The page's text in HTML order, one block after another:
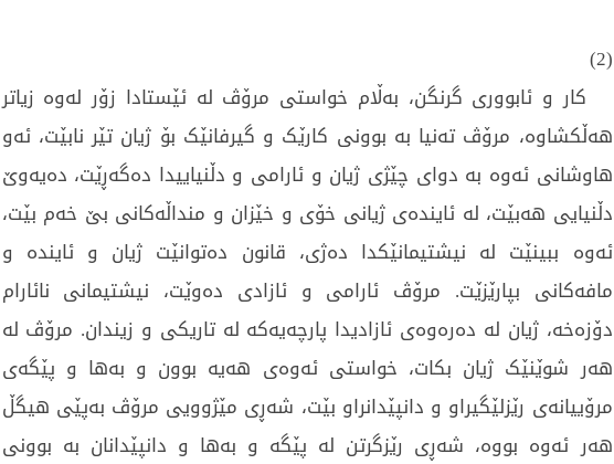
(2)
کار و ئابووری گرنگن، بەڵام خواستی مرۆڤ لە ئێستادا زۆر لەوە زیاتر
هەڵکشاوە، مرۆڤ تەنیا بە بوونی کارێک و گیرفانێک بۆ ژیان تێر نابێت، ئەو
هاوشانی ئەوە بە دوای چێژی ژیان و ئارامی و دڵنیاییدا دەگەڕێت، دەیەوێ
دڵنیایی هەبێت، لە ئایندەی ژیانی خۆی و خێزان و منداڵەکانی بێ خەم بێت،
ئەوە ببینێت لە نیشتیمانێکدا دەژی، قانون دەتوانێت ژیان و ئایندە و
مافەکانی بپارێزێت. مرۆڤ ئارامی و ئازادی دەوێت، نیشتیمانی نائارام
دۆزەخە، ژیان لە دەرەوەی ئازادیدا پارچەیەکە لە تاریکی و زیندان. مرۆڤ لە
هەر شوێنێک ژیان بکات، خواستی ئەوەی هەیە بوون و بەها و پێگەی
مرۆییانەی رێزلێگیراو و دانپێدانراو بێت، شەڕی مێژوویی مرۆڤ بەپێی هیگڵ
هەر ئەوە بووە، شەڕی رێزگرتن لە پێگە و بەها و دانپێدانان بە بوونی